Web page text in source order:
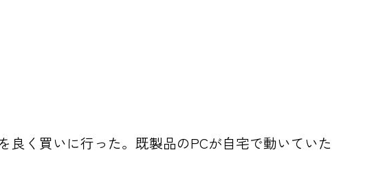
良く買いに行った。既製品のPCが自宅で動いていた